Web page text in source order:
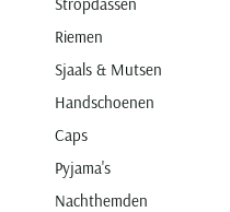
Riemen
Sjaals & Mutsen
Handschoenen
Caps
Pyjama's
Nachthemden